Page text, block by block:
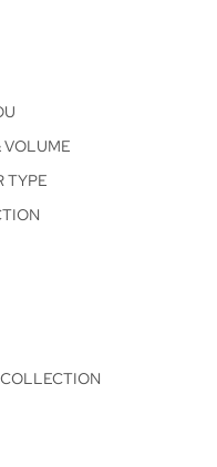
VOLUME
TYPE